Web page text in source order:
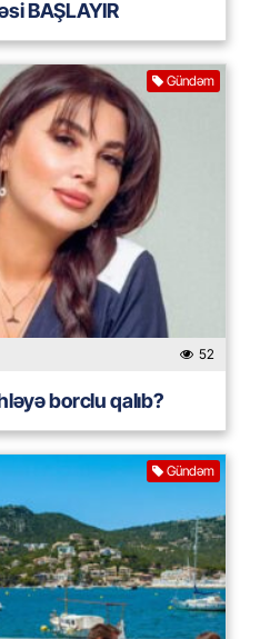
BAŞLAYIR
Gündəm
52
borclu qalıb?
Gündəm